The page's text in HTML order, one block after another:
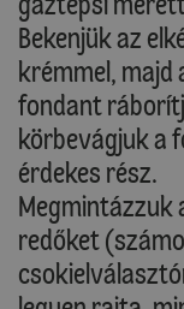
Bekenjük az
krémmel,
fondant
körbevágjuk a
érdekes rész.
Megmintázzuk
redőket